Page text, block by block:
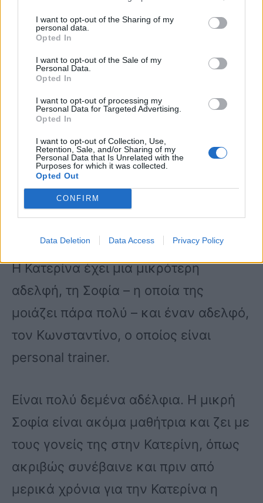
I want to opt-out of the Sharing of my
personal data.
Opted In
I want to opt-out of the Sale of my
Personal Data.
Opted In
I want to opt-out of processing my
Personal Data for Targeted Advertising.
Opted In
I want to opt-out of Collection, Use,
Retention, Sale, and/or Sharing of my
Personal Data that Is Unrelated with the
Purposes for which it was collected.
Opted Out
CONFIRM
Data Deletion Data Access Privacy Policy
αποδείχτηκε, φορά για το Survivor
καθώς η παραμονή της στο παιχνίδι
προσδοκίες των δικών της ανθρώπων
αλλά και των θαυμαστών της.
Φέτος η Κατερίνα Δαλάκα βρίσκεται
για τέταρτη φορά στο reality επιβίωσης
και διεκδικεί για ακόμα μία φορά το
τεράστιο έπαθλο.
Το δέσιμο με τα αδέλφια της
Η Κατερίνα έχει μια μικρότερη
αδελφή, τη Σοφία – η οποία της
μοιάζει πάρα πολύ – και έναν αδελφό,
τον Κωνσταντίνο, ο οποίος είναι
personal trainer.
Είναι πολύ δεμένα αδέλφια. Η μικρή
Σοφία είναι ακόμα μαθήτρια και ζει με
τους γονείς της στην Κατερίνη, όπως
ακριβώς συνέβαινε και πριν από
μερικά χρόνια για την Κατερίνα η